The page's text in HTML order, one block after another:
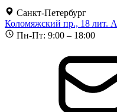
Санкт-Петербург
Коломяжский пр., 18 лит. А
Пн-Пт: 9:00 – 18:00